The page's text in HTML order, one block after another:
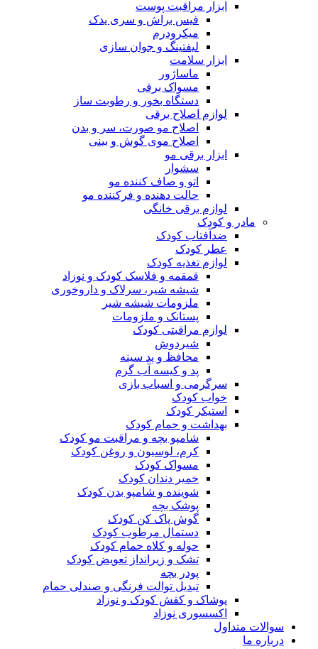
ابزار مراقبت پوست
فیس براش و سری یدک
میکرودرم
لیفتینگ و جوان سازی
ابزار سلامت
ماساژور
مسواک برقی
دستگاه بخور و رطوبت ساز
لوازم اصلاح برقی
اصلاح مو صورت، سر و بدن
اصلاح موی گوش و بینی
ابزار برقی مو
سشوار
اتو و صاف کننده مو
حالت دهنده و فرکننده مو
لوازم برقی خانگی
مادر و کودک
ضدآفتاب کودک
عطر کودک
لوازم تغذیه کودک
قمقمه و فلاسک کودک و نوزاد
شیشه شیر، سرلاک و داروخوری
ملزومات شیشه شیر
پستانک و ملزومات
لوازم مراقبتی کودک
شیردوش
محافظ و پد سینه
پد و کیسه آب گرم
سرگرمی و اسباب بازی
خواب کودک
استیکر کودک
بهداشت و حمام کودک
شامپو بچه و مراقبت مو کودک
کرم، لوسیون و روغن کودک
مسواک کودک
خمیر دندان کودک
شوینده و شامپو بدن کودک
پوشک بچه
گوش پاک کن کودک
دستمال مرطوب کودک
حوله و کلاه حمام کودک
تشک و زیرانداز تعویض کودک
پودر بچه
تبدیل توالت فرنگی و صندلی حمام
پوشاک و کفش کودک و نوزاد
اکسسوری نوزاد
سوالات متداول
درباره ما